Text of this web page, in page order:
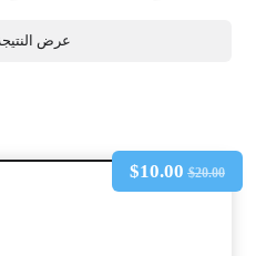
عرض
$20.00
$10.00